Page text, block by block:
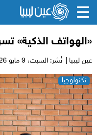
«الهواتف الذكية»
عين ليبيا | نُشر: السبت،
تكنولوجيا